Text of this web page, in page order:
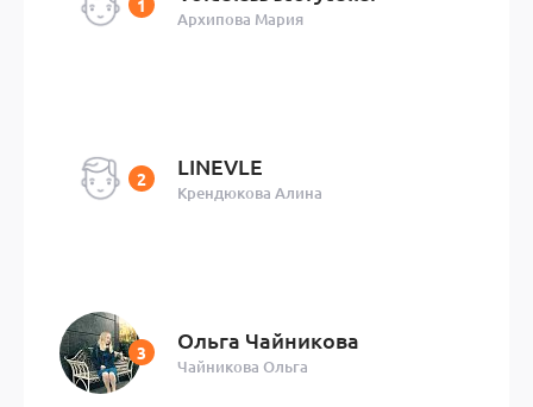
Архипова Мария
LINEVLE
Крендюкова Алина
Ольга Чайникова
Чайникова Ольга